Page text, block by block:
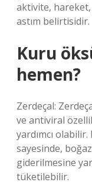
aktivite,
astım belirtisidir.
Kuru
hemen?
Zerdeçal:
ve antiviral
yardımcı
sayesinde,
giderilmesine
tüketilebilir.